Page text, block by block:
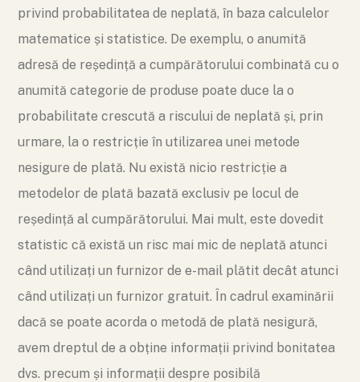
privind probabilitatea de neplată, în baza calculelor
matematice și statistice. De exemplu, o anumită
adresă de reședință a cumpărătorului combinată cu o
anumită categorie de produse poate duce la o
probabilitate crescută a riscului de neplată și, prin
urmare, la o restricție în utilizarea unei metode
nesigure de plată. Nu există nicio restricție a
metodelor de plată bazată exclusiv pe locul de
reședință al cumpărătorului. Mai mult, este dovedit
statistic că există un risc mai mic de neplată atunci
când utilizați un furnizor de e-mail plătit decât atunci
când utilizați un furnizor gratuit. În cadrul examinării
dacă se poate acorda o metodă de plată nesigură,
avem dreptul de a obține informații privind bonitatea
dvs. precum și informații despre posibilă